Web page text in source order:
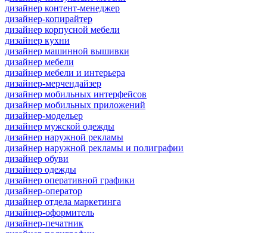
дизайнер контент-менеджер
дизайнер-копирайтер
дизайнер корпусной мебели
дизайнер кухни
дизайнер машинной вышивки
дизайнер мебели
дизайнер мебели и интерьера
дизайнер-мерчендайзер
дизайнер мобильных интерфейсов
дизайнер мобильных приложений
дизайнер-модельер
дизайнер мужской одежды
дизайнер наружной рекламы
дизайнер наружной рекламы и полиграфии
дизайнер обуви
дизайнер одежды
дизайнер оперативной графики
дизайнер-оператор
дизайнер отдела маркетинга
дизайнер-оформитель
дизайнер-печатник